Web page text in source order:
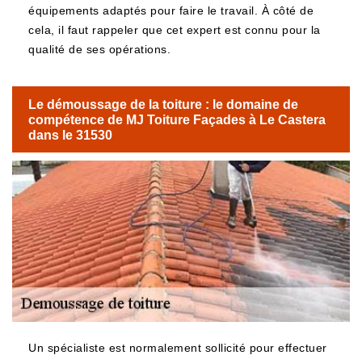
équipements adaptés pour faire le travail. À côté de
cela, il faut rappeler que cet expert est connu pour la
qualité de ses opérations.
Le démoussage de la toiture : le domaine de
compétence de MJ Toiture Façades à Le Castera
dans le 31530
Un spécialiste est normalement sollicité pour effectuer